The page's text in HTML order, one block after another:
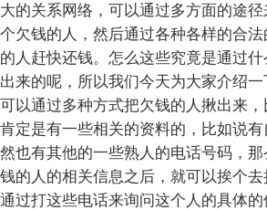
大的关系网络，可以通过多方面的途
个欠钱的人，然后通过各种各样的合
的人赶快还钱。怎么这些究竟是通过
出来的呢，所以我们今天为大家介绍一
可以通过多种方式把欠钱的人揪出来
肯定是有一些相关的资料的，比如说
然也有其他的一些熟人的电话号码，
钱的人的相关信息之后，就可以挨个去
通过打这些电话来询问这个人的具体